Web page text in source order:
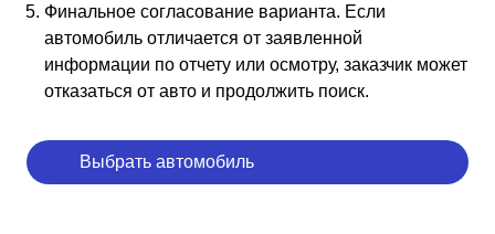
Финальное согласование варианта. Если
автомобиль отличается от заявленной
информации по отчету или осмотру, заказчик может
отказаться от авто и продолжить поиск.
Выбрать автомобиль